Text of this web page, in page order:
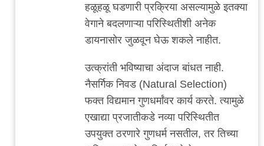
हळूहळू घडणारी प्रक्रिया असल्यामुळे इतक्या
वेगाने बदलणाऱ्या परिस्थितीशी अनेक
डायनासोर जुळवून घेऊ शकले नाहीत.
उत्क्रांती भविष्याचा अंदाज बांधत नाही.
नैसर्गिक निवड (Natural Selection)
फक्त विद्यमान गुणधर्मांवर कार्य करते. त्यामुळे
एखाद्या प्रजातीकडे नव्या परिस्थितीत
उपयुक्त ठरणारे गुणधर्म नसतील, तर तिच्या